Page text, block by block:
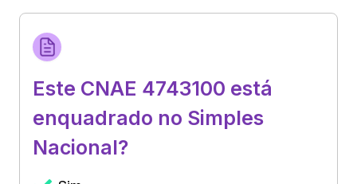
Este CNAE 4743100 está
enquadrado no Simples
Nacional?